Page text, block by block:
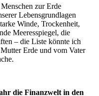
zur Erde
Lebensgrundlagen
Winde, Trockenheit,
Meeresspiegel, die
– die Liste könnte ich
Erde und vom Vater
die Finanzwelt in den